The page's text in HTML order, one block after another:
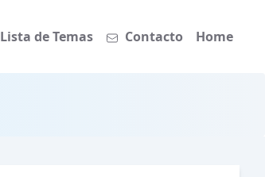
Lista de Temas Contacto Home